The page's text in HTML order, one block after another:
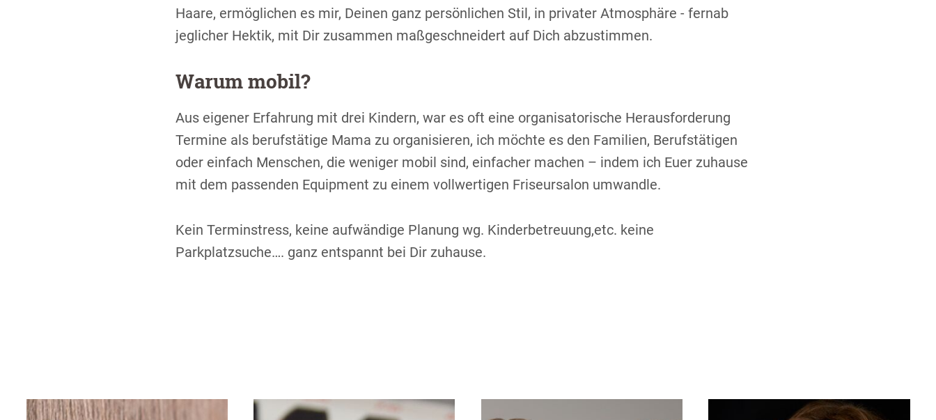
Haare, ermöglichen es mir, Deinen ganz persönlichen Stil, in privater Atmosphäre - fernab
jeglicher Hektik, mit Dir zusammen maßgeschneidert auf Dich abzustimmen.
Warum mobil?
Aus eigener Erfahrung mit drei Kindern, war es oft eine organisatorische Herausforderung
Termine als berufstätige Mama zu organisieren, ich möchte es den Familien, Berufstätigen
oder einfach Menschen, die weniger mobil sind, einfacher machen – indem ich Euer zuhause
mit dem passenden Equipment zu einem vollwertigen Friseursalon umwandle.
Kein Terminstress, keine aufwändige Planung wg. Kinderbetreuung,etc. keine
Parkplatzsuche…. ganz entspannt bei Dir zuhause.